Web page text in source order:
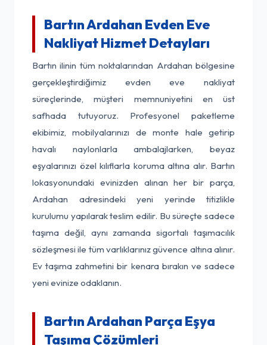
Bartın Ardahan Evden Eve
Nakliyat Hizmet Detayları
Bartın ilinin tüm noktalarından Ardahan bölgesine
gerçekleştirdiğimiz evden eve nakliyat
süreçlerinde, müşteri memnuniyetini en üst
safhada tutuyoruz. Profesyonel paketleme
ekibimiz, mobilyalarınızı de monte hale getirip
havalı naylonlarla ambalajlarken, beyaz
eşyalarınızı özel kılıflarla koruma altına alır. Bartın
lokasyonundaki evinizden alınan her bir parça,
Ardahan adresindeki yeni yerinde titizlikle
kurulumu yapılarak teslim edilir. Bu süreçte sadece
taşıma değil, aynı zamanda sigortalı taşımacılık
sözleşmesi ile tüm varlıklarınız güvence altına alınır.
Ev taşıma zahmetini bir kenara bırakın ve sadece
yeni evinize odaklanın.
Bartın Ardahan Parça Eşya
Taşıma Çözümleri